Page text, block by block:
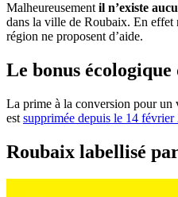
Malheureusement il n’existe
dans la ville de Roubaix. En
région ne proposent d’aide.
Le bonus écologique
La prime à la conversion pour un
est supprimée depuis le 14 février
Roubaix labellisé